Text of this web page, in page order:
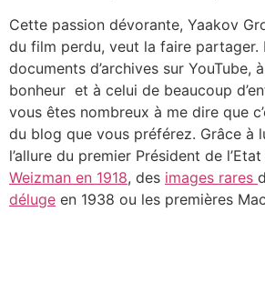
Cette passion dévorante, Yaakov
du film perdu, veut la faire partager.
documents d’archives sur YouTube,
bonheur et à celui de beaucoup
vous êtes nombreux à me dire que
du blog que vous préférez. Grâce à
l’allure du premier Président de l’Etat
Weizman en 1918, des images rares
déluge en 1938 ou les premières